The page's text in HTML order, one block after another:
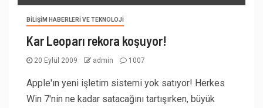
BILIŞIM HABERLERI VE TEKNOLOJI
Kar Leoparı rekora koşuyor!
20 Eylül 2009 admin 1007
Apple'ın yeni işletim sistemi yok satıyor! Herkes
Win 7'nin ne kadar satacağını tartışırken, büyük